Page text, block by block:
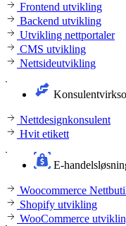
Frontend utvikling
Backend utvikling
Utvikling nettportaler
CMS utvikling
Nettsideutvikling
Nettdesignkonsulent
Hvit etikett
E-
Woocommerce
Shopify utvikling
WooCommerce